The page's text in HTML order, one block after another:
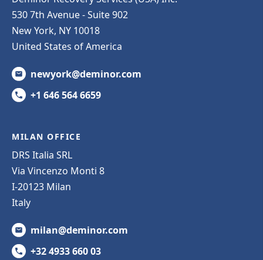
530 7th Avenue - Suite 902
New York, NY 10018
United States of America
newyork@deminor.com
+1 646 564 6659
MILAN OFFICE
DRS Italia SRL
Via Vincenzo Monti 8
I-20123 Milan
Italy
milan@deminor.com
+32 4933 660 03